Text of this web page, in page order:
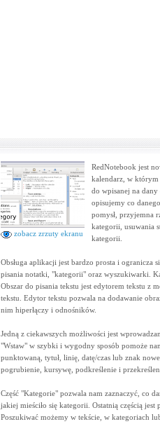
zobacz zrzuty ekranu
RedNotebook jest
kalendarz, w którym
do wpisanej na
opisujemy co
pomysł, przyjemna
kategorii, usuwania
kategorii.
Obsługa aplikacji jest bardzo prosta i ogranicza
pisania notatki, "kategorii" oraz wyszukiwarki.
Obszar do pisania tekstu jest edytorem tekstu z
tekstu. Edytor tekstu pozwala na dodawanie
nim hiperłączy i odnośników.
Jedną z ciekawszych możliwości jest
"Wstaw" w szybki i wygodny sposób pomoże
punktowaną, tytuł, linię, datę/czas lub znak
pogrubienie, kursywę, podkreślenie i
Część "Kategorie" pozwala nam zaznaczyć, co
jakiej mieściło się kategorii. Ostatnią częścią
Poszukiwać możemy w tekście, w kategoriach